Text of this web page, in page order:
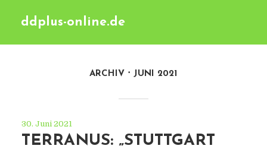
ddplus-online.de
ARCHIV JUNI 2021
30. Juni 2021
TERRANUS: „STUTTGART